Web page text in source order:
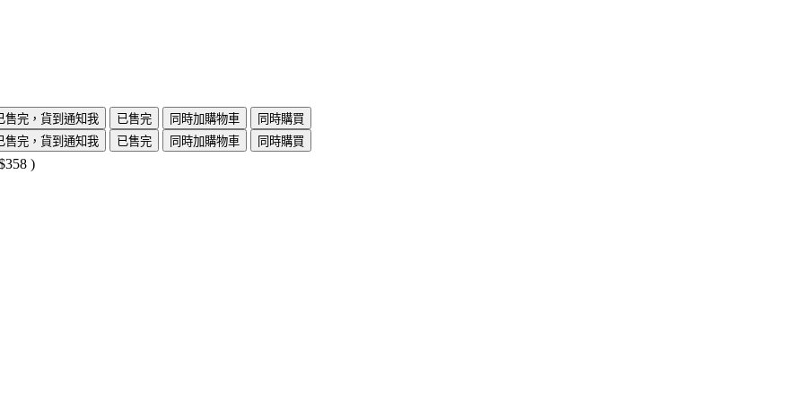
售完，貨到通知我 已售完 同時加購物車
同時購買
售完，貨到通知我
已售完 同時加購物車 同時購買
)